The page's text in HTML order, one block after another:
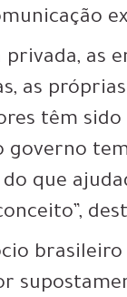
privada, as
as
têm sido
governo
que
brasileiro